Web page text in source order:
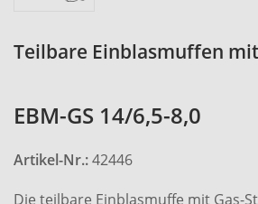
Teilbare Einblasmuffen
EBM-GS 14/6,5-8,0
Artikel-Nr.:42446
Die teilbare Einblasmuffe mit Gas-